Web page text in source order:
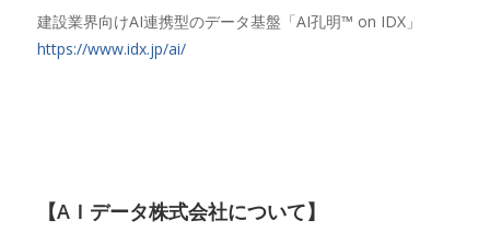
建設業界向けAI連携型のデータ基盤「AI孔明™ on IDX」
https://www.idx.jp/ai/
【AＩデータ株式会社について】